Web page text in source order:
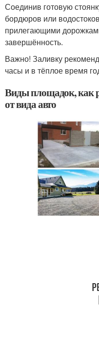
Соединив готовую
бордюров или
прилегающими
завершённость.
Важно! Заливку
часы и в тёплое время
Виды площадок, как
от вида авто